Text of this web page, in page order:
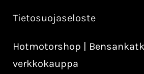
Tietosuojaseloste
Hotmotorshop |
verkkokauppa